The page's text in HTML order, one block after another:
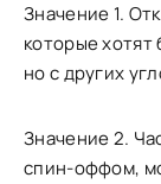
Значение 1.
которые
но с других
Значение 2.
спин-оффом,